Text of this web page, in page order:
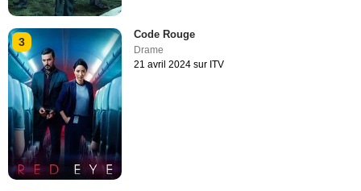
3
Code Rouge
Drame
21 avril 2024 sur ITV